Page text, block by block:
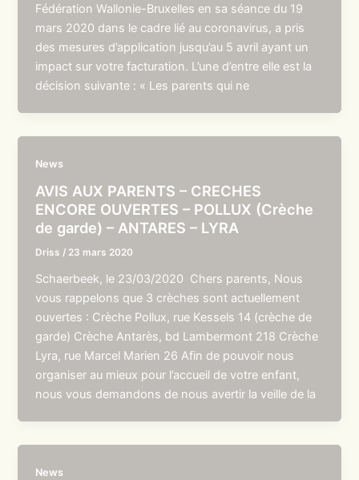
Fédération Wallonie-Bruxelles en sa séance du 19
mars 2020 dans le cadre lié au coronavirus, a pris
des mesures d’application jusqu’au 5 avril ayant un
impact sur votre facturation. L’une d’entre elle est la
décision suivante : « Les parents qui ne
News
AVIS AUX PARENTS – CRECHES
ENCORE OUVERTES – POLLUX (Crèche
de garde) – ANTARES – LYRA
Driss / 23 mars 2020
Schaerbeek, le 23/03/2020 Chers parents, Nous
vous rappelons que 3 crèches sont actuellement
ouvertes : Crèche Pollux, rue Kessels 14 (crèche de
garde) Crèche Antarès, bd Lambermont 218 Crèche
Lyra, rue Marcel Marien 26 Afin de pouvoir nous
organiser au mieux pour l’accueil de votre enfant,
nous vous demandons de nous avertir la veille de la
News